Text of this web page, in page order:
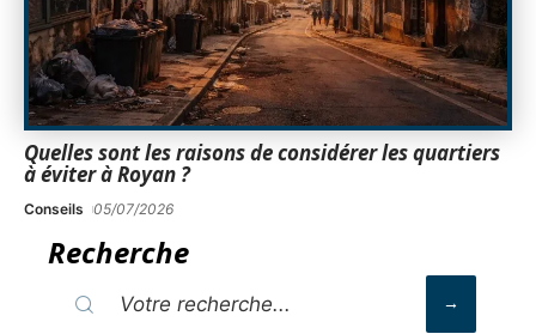
Quelles sont les raisons de considérer les quartiers
à éviter à Royan ?
Conseils 05/07/2026
Recherche